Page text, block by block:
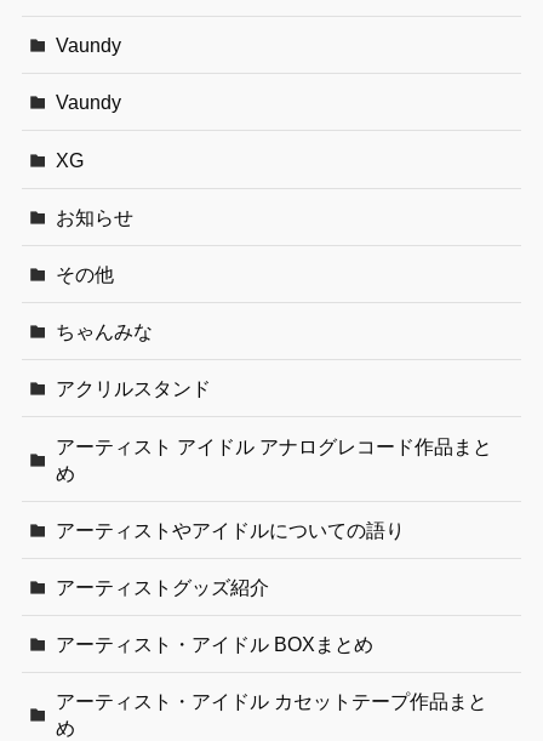
Vaundy
Vaundy
XG
お知らせ
その他
ちゃんみな
アクリルスタンド
アーティスト アイドル アナログレコード作品まと
め
アーティストやアイドルについての語り
アーティストグッズ紹介
アーティスト・アイドル BOXまとめ
アーティスト・アイドル カセットテープ作品まと
め